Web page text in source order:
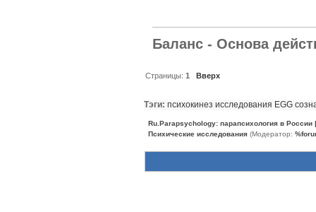
Баланс - Основа
Страницы:1 Вверх
Тэги: психокинез исследования EGG
Ru.Parapsychology: парапсихология в
Психические исследования (Модератор: